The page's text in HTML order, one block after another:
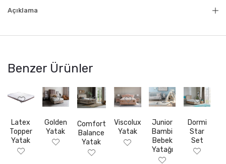
Açıklama
Benzer Ürünler
Latex
Topper
Yatak
Golden
Yatak
Comfort
Balance
Yatak
Viscolux
Yatak
Junior
Bambi
Bebek
Yatağı
Dormi
Star
Set